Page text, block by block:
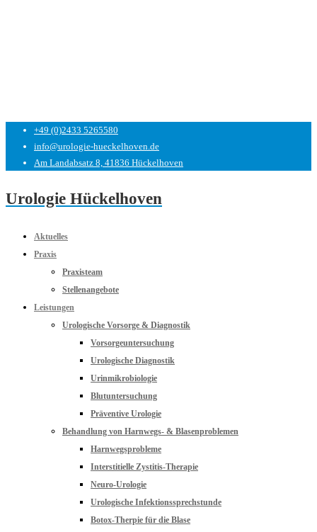
+49 (0)2433 5265580
info@urologie-hueckelhoven.de
Am Landabsatz 8, 41836 Hückelhoven
Urologie Hückelhoven
Aktuelles
Praxis
Praxisteam
Stellenangebote
Leistungen
Urologische Vorsorge & Diagnostik
Vorsorgeuntersuchung
Urologische Diagnostik
Urinmikrobiologie
Blutuntersuchung
Präventive Urologie
Behandlung von Harnwegs- & Blasenproblemen
Harnwegsprobleme
Interstitielle Zystitis-Therapie
Neuro-Urologie
Urologische Infektionssprechstunde
Botox-Therpie für die Blase